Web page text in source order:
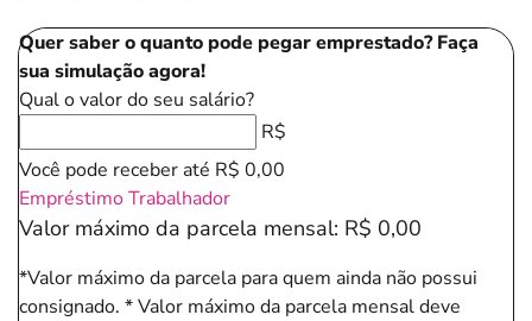
Quer saber o quanto pode pegar emprestado? Faça
sua simulação agora!
Qual o valor do seu salário?
R$
Você pode receber até R$ 0,00
Empréstimo Trabalhador
Valor máximo da parcela mensal: R$ 0,00
*Valor máximo da parcela para quem ainda não possui
consignado. * Valor máximo da parcela mensal deve